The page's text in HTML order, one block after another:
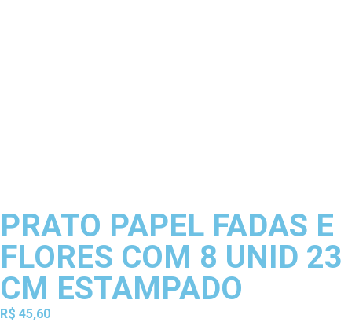
PRATO PAPEL FADAS E
FLORES COM 8 UNID 23
CM ESTAMPADO
R$ 45,60